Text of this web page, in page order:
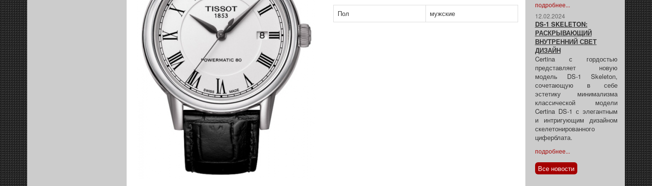
Пол мужские
подробнее...
12.02.2024
DS-1 SKELETON:
РАСКРЫВАЮЩИЙ
ВНУТРЕННИЙ СВЕТ
ДИЗАЙН
Certina с гордостью
представляет новую
модель DS-1 Skeleton,
сочетающую в себе
эстетику минимализма
классической модели
Certina DS-1 с элегантным
и интригующим дизайном
скелетонированного
циферблата.
подробнее...
Все новости